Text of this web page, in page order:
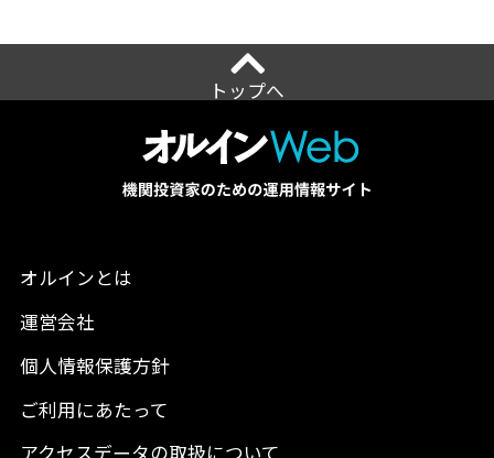
トップへ
オルインとは
運営会社
個人情報保護方針
ご利用にあたって